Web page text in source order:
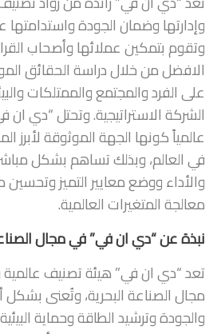
وإدارتها وضمان الجودة
وتقوم بتمكين عملائها وأصحاب القرار
الافضل من خلال دراسة الحقائق
على الفرد والمجتمع والممتلكات
الشركة الاستراتيجية. وتحتل “دي
عالمياً كونها الجهة الموثوقة لأبرز
في العالم، وبذلك تساهم بشكل
والأداء ووضع معايير التميز
معالجة المتغيرات العالمية.
نبذة عن “دي ان في” في مجال
تعد “دي ان في” هيئة تصنيف
مجال الصناعة البحرية، وتُعنى
والجودة وترشيد الطاقة وحماية